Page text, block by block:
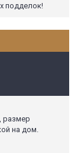
подделок!
размер
на дом.